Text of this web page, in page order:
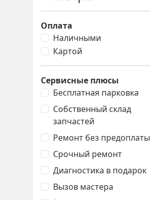
Оплата
Наличными
Картой
Сервисные плюсы
Бесплатная парковка
Собственный склад
запчастей
Ремонт без предоплаты
Срочный ремонт
Диагностика в подарок
Вызов мастера